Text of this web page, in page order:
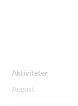
Aktiviteter
August